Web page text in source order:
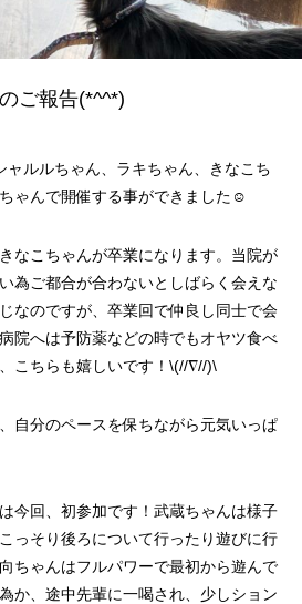
ご報告(*^^*)
ャルルちゃん、ラキちゃん、きなこち
ゃんで開催する事ができました☺️
なこちゃんが卒業になります。当院が
為ご都合が合わないとしばらく会えな
なのですが、卒業回で仲良し同士で会
院へは予防薬などの時でもオヤツ食べ
こちらも嬉しいです！\(//∇//)\
自分のペースを保ちながら元気いっぱ
今回、初参加です！武蔵ちゃんは様子
っそり後ろについて行ったり遊びに行
ちゃんはフルパワーで最初から遊んで
か、途中先輩に一喝され、少しション